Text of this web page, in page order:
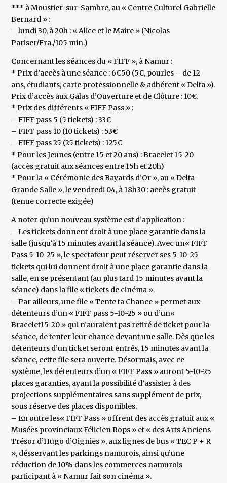
*** à Moustier-sur-Sambre, au « Centre Culturel Gabrielle
Bernard » :
– lundi 30, à 20h : « Alice et le Maire » (Nicolas
Pariser/Fra./105 min.)
Concernant les séances du « FIFF », à Namur :
* Prix d’accès à une séance : 6€50 (5€, pourles – de 12
ans, étudiants, carte professionnelle & adhérent « Delta »).
Prix d’accès aux Galas d’Ouverture et de Clôture : 10€.
* Prix des différents « FIFF Pass » :
– FIFF pass 5 (5 tickets) : 33€
– FIFF pass 10 (10 tickets) : 53€
– FIFF pass 25 (25 tickets) : 125€
* Pour les Jeunes (entre 15 et 20 ans) : Bracelet 15-20
(accès gratuit aux séances entre 15h et 20h)
* Pour la « Cérémonie des Bayards d’Or », au « Delta-
Grande Salle », le vendredi 04, à 18h30 : accès gratuit
(tenue correcte exigée)
A noter qu’un nouveau système est d’application :
– Les tickets donnent droit à une place garantie dans la
salle (jusqu’à 15 minutes avant la séance). Avec un« FIFF
Pass 5-10-25 », le spectateur peut réserver ses 5-10-25
tickets qui lui donnent droit à une place garantie dans la
salle, en se présentant (au plus tard 15 minutes avant la
séance) dans la file « tickets de cinéma ».
– Par ailleurs, une file « Tente ta Chance » permet aux
détenteurs d’un « FIFF pass 5-10-25 » ou d’un«
Bracelet15-20 » qui n’auraient pas retiré de ticket pour la
séance, de tenter leur chance devant une salle. Dès que les
détenteurs d’un ticket seront entrés, 15 minutes avant la
séance, cette file sera ouverte. Désormais, avec ce
système, les détenteurs d’un « FIFF Pass » auront 5-10-25
places garanties, ayant la possibilité d’assister à des
projections supplémentaires sans supplément de prix,
sous réserve des places disponibles.
– En outre les« FIFF Pass » offrent des accès gratuit aux «
Musées provinciaux Félicien Rops » et « des Arts Anciens-
Trésor d’Hugo d’Oignies », aux lignes de bus « TEC P + R
», désservant les parkings namurois, ainsi qu’une
réduction de 10% dans les commerces namurois
participant à « Namur fait son cinéma ».